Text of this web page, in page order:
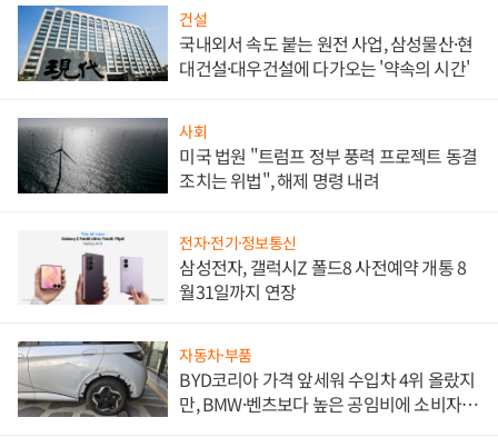
건설
국내외서 속도 붙는 원전 사업, 삼성물산·현
대건설·대우건설에 다가오는 '약속의 시간'
사회
미국 법원 "트럼프 정부 풍력 프로젝트 동결
조치는 위법", 해제 명령 내려
전자·전기·정보통신
삼성전자, 갤럭시Z 폴드8 사전예약 개통 8
월31일까지 연장
자동차·부품
BYD코리아 가격 앞세워 수입차 4위 올랐지
만, BMW·벤츠보다 높은 공임비에 소비자